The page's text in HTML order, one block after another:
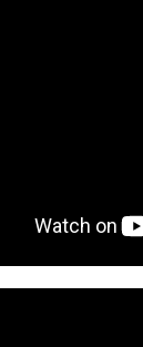
A
(робочий струм), A